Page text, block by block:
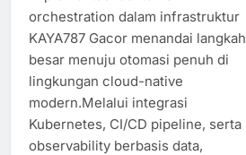
orchestration dalam infrastruktur
KAYA787 Gacor menandai langkah
besar menuju otomasi penuh di
lingkungan cloud-native
modern.Melalui integrasi
Kubernetes, CI/CD pipeline, serta
observability berbasis data,